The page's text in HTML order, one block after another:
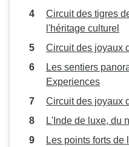
Circuit des tigres
l'héritage culturel
Circuit des joyaux
Les sentiers
Experiences
Circuit des joyaux
L'Inde de luxe, du
Les points forts de